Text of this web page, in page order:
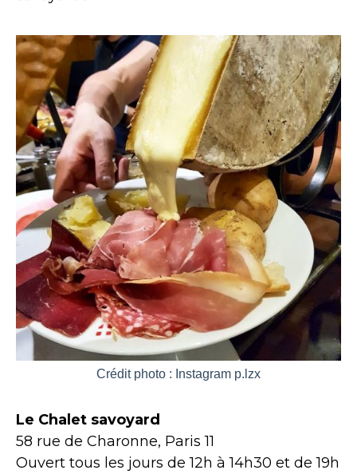
Crédit photo : Instagram p.lzx
Le Chalet savoyard
58 rue de Charonne, Paris 11
Ouvert tous les jours de 12h à 14h30 et de 19h